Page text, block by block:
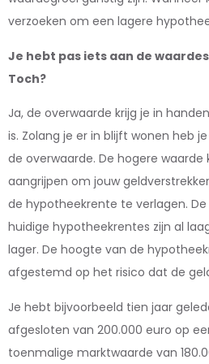
verzoeken om een lagere
Je hebt pas iets aan de
Toch?
Ja, de overwaarde krijg je in
is. Zolang je er in blijft wonen heb
de overwaarde. De hogere waarde
aangrijpen om jouw
de hypotheekrente te verlagen. De
huidige hypotheekrentes zijn al
lager. De hoogte van de
afgestemd op het risico dat de
Je hebt bijvoorbeeld tien jaar
afgesloten van 200.000 euro op
toenmalige marktwaarde van